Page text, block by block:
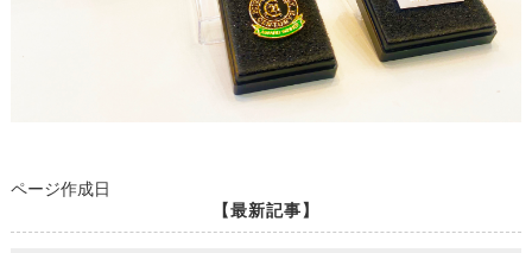
ページ作成日
【最新記事】